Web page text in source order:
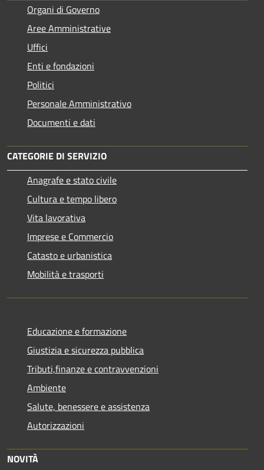
Organi di Governo
Aree Amministrative
Uffici
Enti e fondazioni
Politici
Personale Amministrativo
Documenti e dati
CATEGORIE DI SERVIZIO
Anagrafe e stato civile
Cultura e tempo libero
Vita lavorativa
Imprese e Commercio
Catasto e urbanistica
Mobilità e trasporti
Educazione e formazione
Giustizia e sicurezza pubblica
Tributi,finanze e contravvenzioni
Ambiente
Salute, benessere e assistenza
Autorizzazioni
NOVITÀ